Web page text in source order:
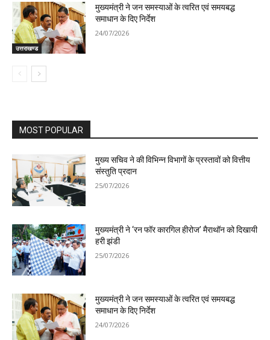
उत्तराखण्ड
मुख्यमंत्री ने जन समस्याओं के त्वरित एवं समयबद्ध
समाधान के दिए निर्देश
24/07/2026
MOST POPULAR
मुख्य सचिव ने की विभिन्न विभागों के प्रस्तावों को वित्तीय
संस्तुति प्रदान
25/07/2026
मुख्यमंत्री ने ‘रन फॉर कारगिल हीरोज’ मैराथॉन को दिखायी
हरी झंडी
25/07/2026
मुख्यमंत्री ने जन समस्याओं के त्वरित एवं समयबद्ध
समाधान के दिए निर्देश
24/07/2026